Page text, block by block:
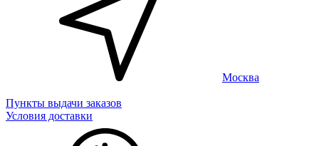
Москва
Пункты выдачи заказов
Условия доставки